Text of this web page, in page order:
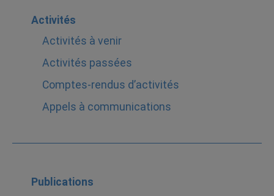
Activités
Activités à venir
Activités passées
Comptes-rendus d’activités
Appels à communications
Publications